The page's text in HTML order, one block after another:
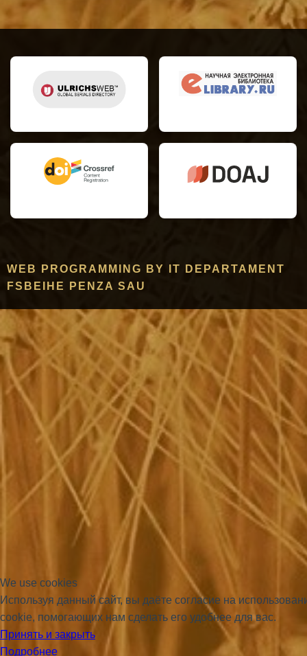
WEB PROGRAMMING BY IT DEPARTAMENT
FSBEIHE PENZA SAU
We use cookies
Используя данный сайт, вы даёте согласие на
cookie, помогающих нам сделать его удобнее для вас.
Принять и закрыть
Подробнее